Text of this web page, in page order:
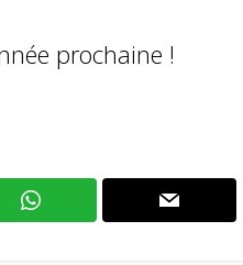
prochaine !